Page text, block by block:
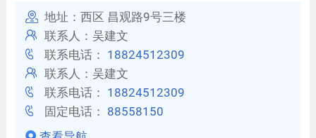
地址：西区 昌观路9号三楼
联系人：吴建文
联系电话： 18824512309
联系人：吴建文
联系电话： 18824512309
固定电话： 88558150